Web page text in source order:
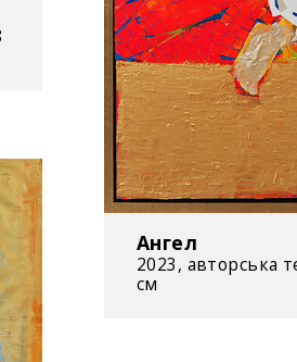
Ангел
2023, авторська
см